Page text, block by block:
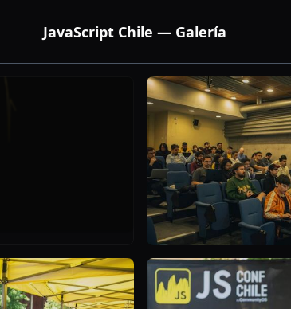
JavaScript Chile — Galería